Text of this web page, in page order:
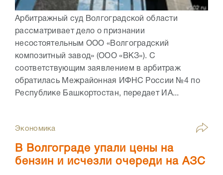
Арбитражный суд Волгоградской области
рассматривает дело о признании
несостоятельным ООО «Волгоградский
композитный завод» (ООО «ВКЗ»). С
соответствующим заявлением в арбитраж
обратилась Межрайонная ИФНС России №4 по
Республике Башкортостан, передает ИА...
Экономика
В Волгограде упали цены на
бензин и исчезли очереди на АЗС